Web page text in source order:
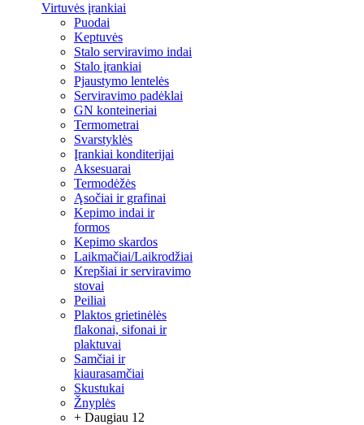
Virtuvės įrankiai
Puodai
Keptuvės
Stalo serviravimo indai
Stalo įrankiai
Pjaustymo lentelės
Serviravimo padėklai
GN konteineriai
Termometrai
Svarstyklės
Įrankiai konditerijai
Aksesuarai
Termodėžės
Ąsočiai ir grafinai
Kepimo indai ir
formos
Kepimo skardos
Laikmačiai/Laikrodžiai
Krepšiai ir serviravimo
stovai
Peiliai
Plaktos grietinėlės
flakonai, sifonai ir
plaktuvai
Samčiai ir
kiaurasamčiai
Skustukai
Žnyplės
+ Daugiau 12